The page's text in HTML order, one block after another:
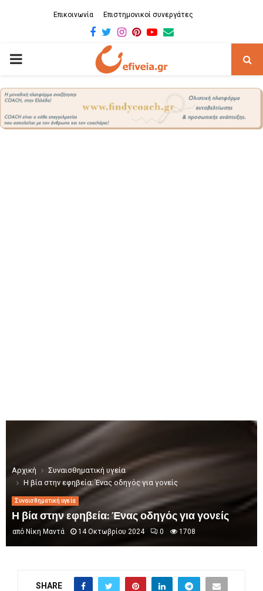
Επικοινωνία Επιστημονικοί συνεργάτες
Facebook
TwitterInstagram
Pinterest
Youtube
Email
PRIMARY
MENU
Αρχική
Συναισθηματική υγεία
Η βία στην εφηβεία: Ένας οδηγός για γονείς
Συναισθηματική υγεία
Η βία στην εφηβεία: Ένας οδηγός για γονείς
από Νίκη Μαντά 14 Οκτωβρίου 2024 0 1708
SHARE